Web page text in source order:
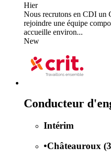
Hier
Nous recrutons en CDI un
rejoindre une équipe
accueille environ...
New
Conducteur
Intérim
•Châteauroux